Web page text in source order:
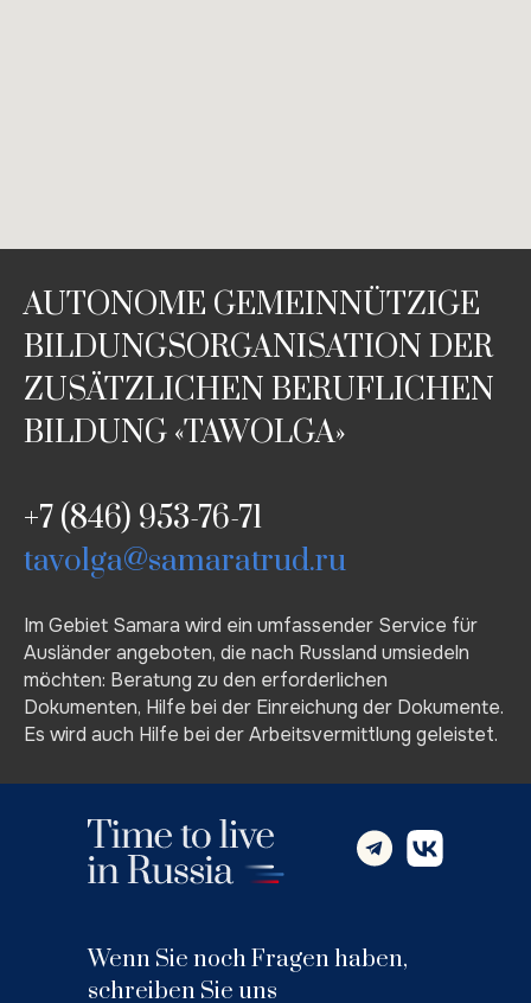
AUTONOME GEMEINNÜTZIGE
BILDUNGSORGANISATION DER
ZUSÄTZLICHEN BERUFLICHEN
BILDUNG «TAWOLGA»
+7 (846) 953-76-71
tavolga@samaratrud.ru
Im Gebiet Samara wird ein umfassender Service für
Ausländer angeboten, die nach Russland umsiedeln
möchten: Beratung zu den erforderlichen
Dokumenten, Hilfe bei der Einreichung der Dokumente.
Es wird auch Hilfe bei der Arbeitsvermittlung geleistet.
Wenn Sie noch Fragen haben,
schreiben Sie uns